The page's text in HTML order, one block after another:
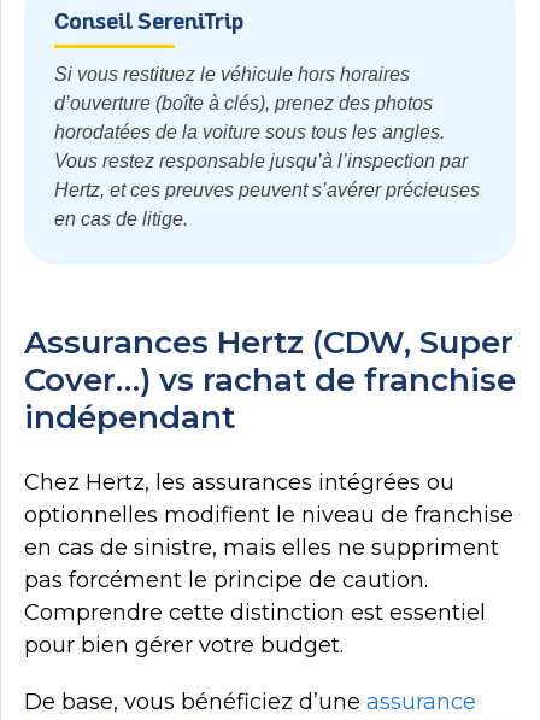
Conseil SereniTrip
Si vous restituez le véhicule hors horaires
d’ouverture (boîte à clés), prenez des photos
horodatées de la voiture sous tous les angles.
Vous restez responsable jusqu’à l’inspection par
Hertz, et ces preuves peuvent s’avérer précieuses
en cas de litige.
Assurances Hertz (CDW, Super
Cover…) vs rachat de franchise
indépendant
Chez Hertz, les assurances intégrées ou
optionnelles modifient le niveau de franchise
en cas de sinistre, mais elles ne suppriment
pas forcément le principe de caution.
Comprendre cette distinction est essentiel
pour bien gérer votre budget.
De base, vous bénéficiez d’une assurance